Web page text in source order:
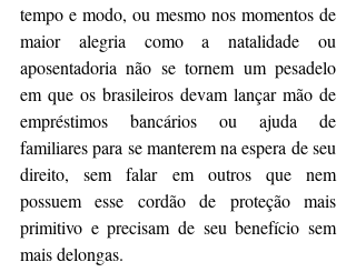
tempo e modo, ou mesmo nos momentos de
maior alegria como a natalidade ou
aposentadoria não se tornem um pesadelo
em que os brasileiros devam lançar mão de
empréstimos bancários ou ajuda de
familiares para se manterem na espera de seu
direito, sem falar em outros que nem
possuem esse cordão de proteção mais
primitivo e precisam de seu benefício sem
mais delongas.